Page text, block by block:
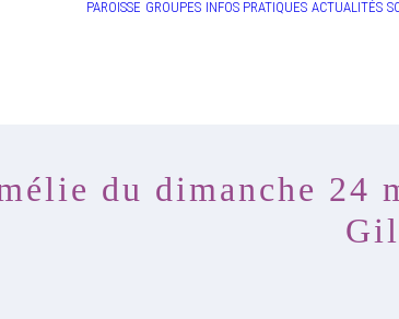
PAROISSE GROUPES INFOS PRATIQUES ACTUALITÉS
du dimanche 24